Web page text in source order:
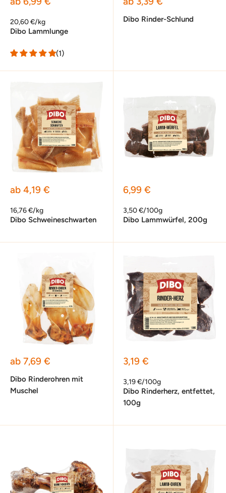
20,60 €/kg
Dibo Lammlunge
(1)
Dibo Rinder-Schlund
Sonderpreis
ab 4,19 €
16,76 €/kg
Dibo Schweineschwarten
Sonderpreis
6,99 €
3,50 €/100g
Dibo Lammwürfel, 200g
Sonderpreis
ab 7,69 €
Dibo Rinderohren mit
Muschel
Sonderpreis
3,19 €
3,19 €/100g
Dibo Rinderherz, entfettet,
100g